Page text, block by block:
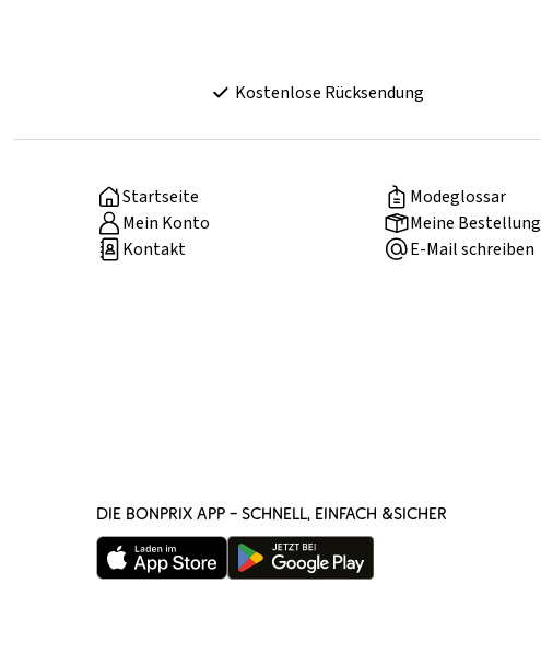
Kostenlose Rücksendung
Startseite
Modeglossar
Mein Konto
Meine Bestellung
Kontakt
E-Mail schreiben
DIE BONPRIX APP – SCHNELL, EINFACH &SICHER